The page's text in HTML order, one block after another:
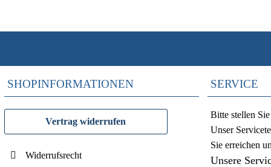
SHOPINFORMATIONEN
Vertrag widerrufen
Widerrufsrecht
SERVICE
Bitte stellen
Unser
Sie erreichen
Unsere